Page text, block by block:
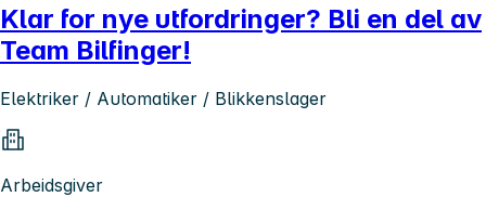
Klar for nye utfordringer? Bli en del av
Team Bilfinger!
Elektriker / Automatiker / Blikkenslager
Arbeidsgiver